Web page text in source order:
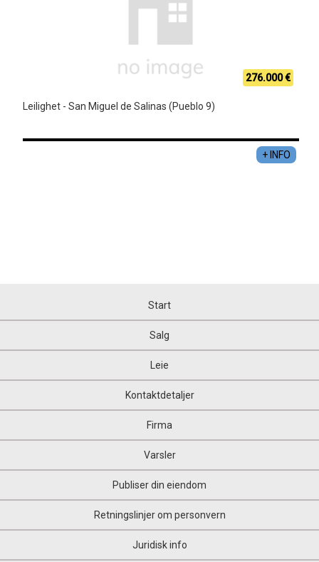
276.000 €
Leilighet - San Miguel de Salinas (Pueblo 9)
+ INFO
Start
Salg
Leie
Kontaktdetaljer
Firma
Varsler
Publiser din eiendom
Retningslinjer om personvern
Juridisk info